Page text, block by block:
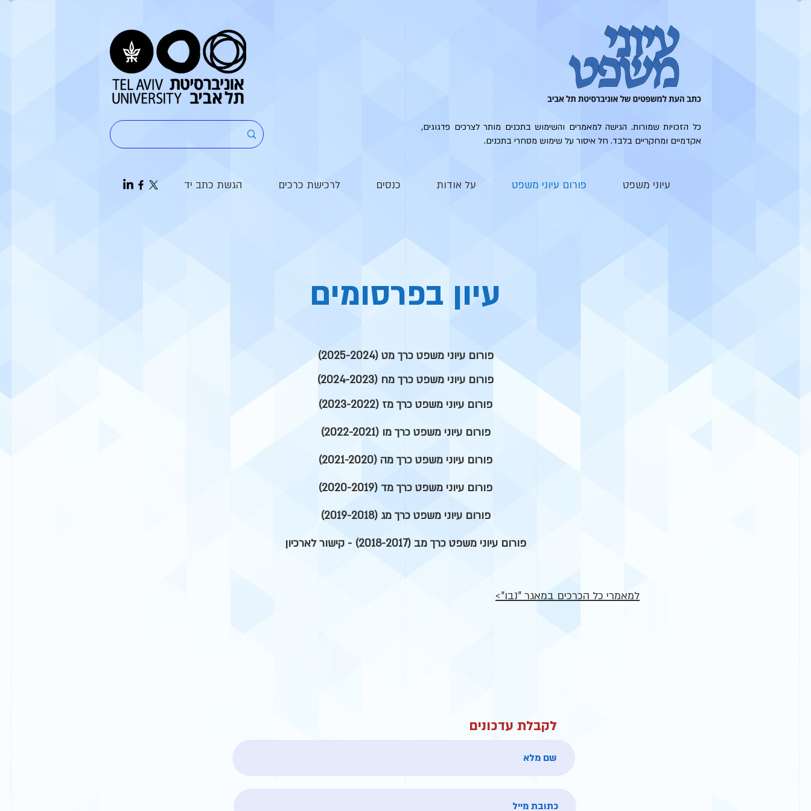
כל הזכויות שמורות. הגישה למאמרים והשימוש בתכנים מותר לצרכים פדגוגים,
אקדמיים ומחקריים בלבד. חל איסור על שימוש מסחרי בתכנים.
עיוני משפט פורום עיוני משפט על אודות כנסים לרכישת כרכים הגשת כתב יד
עיון בפרסומים
פורום עיוני משפט כרך מט (2025-2024)
פורום עיוני משפט כרך מח (2024-2023)
פורום עיוני משפט כרך מז (2023-2022)
פורום עיוני משפט כרך מו (2022-2021)
פורום עיוני משפט כרך מה (2021-2020)
פורום עיוני משפט כרך מד (2020-2019)
פורום עיוני משפט כרך מג (2019-2018)
פורום עיוני משפט כרך מב (2018-2017) - קישור לארכיון
למאמרי כל הכרכים במאגר "נבו">
לקבלת עדכונים